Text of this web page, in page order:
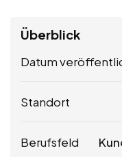
Überblick
Datum
Standort
Berufsfeld